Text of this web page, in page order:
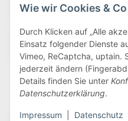
Wie wir Cookies &
Durch Klicken auf „Alle
Einsatz folgender Dienste
Vimeo, ReCaptcha, uptain.
jederzeit ändern
Details finden Sie unter
Datenschutzerklärung.
Impressum Datenschutz
Wir versenden via: